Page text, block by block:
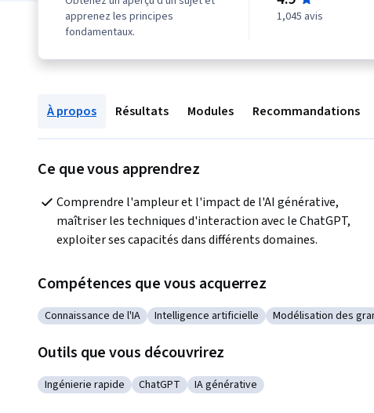
apprenez les principes
fondamentaux.
1,045 avis
À propos Résultats Modules Recommandations
Ce que vous apprendrez
Comprendre l'ampleur et l'impact de l'AI générative,
maîtriser les techniques d'interaction avec le ChatGPT,
exploiter ses capacités dans différents domaines.
Compétences que vous acquerrez
Catégorie : Connaissance de l'IA
Connaissance de l'IA Catégorie : Intelligence artificielle
Intelligence artificielle Catégorie :
Modélisation des
Outils que vous découvrirez
Catégorie : Ingénierie rapide
Ingénierie rapide Catégorie : ChatGPT
ChatGPT Catégorie : IA générative
IA générative